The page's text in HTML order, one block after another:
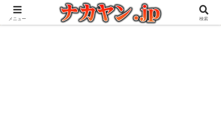
アウトドアとガジェット好きな管理人の愉快な日々を綴るブログ
メニュー 検索